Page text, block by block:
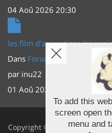
04 Aoû 2026 20:30
les film d'animations
Dans Forum Principal
par inu22
01 Aoû 2026 20:56
Copyright ©
To add this
screen open
menu and